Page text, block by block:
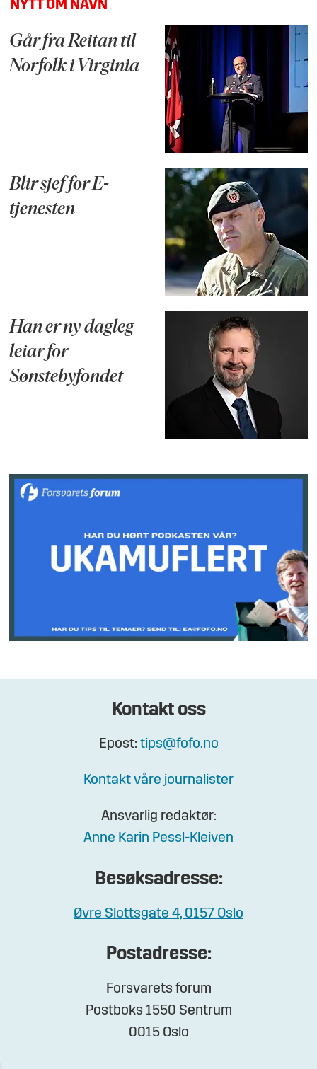
NYTT OM NAVN
Går fra Reitan til
Norfolk i Virginia
Blir sjef for E-
tjenesten
Han er ny dagleg
leiar for
Sønstebyfondet
Kontakt oss
Epost: tips@fofo.no
Kontakt våre journalister
Ansvarlig redaktør:
Anne Karin Pessl-Kleiven
Besøksadresse:
Øvre Slottsgate 4, 0157 Oslo
Postadresse:
Forsvarets forum
Postboks 1550 Sentrum
0015 Oslo